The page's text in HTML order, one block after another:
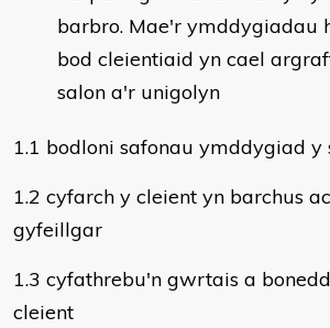
barbro. Mae'r ymddygiadau
bod cleientiaid yn cael
salon a'r unigolyn
1.1 bodloni safonau ymddygiad y
1.2 cyfarch y cleient yn barchus
gyfeillgar
1.3 cyfathrebu'n gwrtais a
cleient